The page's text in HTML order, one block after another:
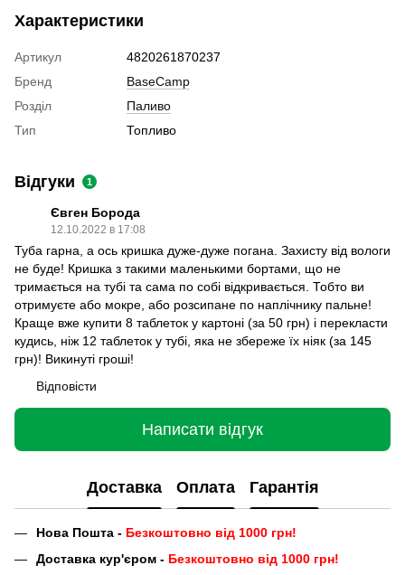
Характеристики
Артикул
4820261870237
Бренд
BaseCamp
Розділ
Паливо
Тип
Топливо
Відгуки 1
Євген Борода
12.10.2022 в 17:08
Туба гарна, а ось кришка дуже-дуже погана. Захисту від вологи
не буде! Кришка з такими маленькими бортами, що не
тримається на тубі та сама по собі відкривається. Тобто ви
отримуєте або мокре, або розсипане по наплічнику пальне!
Краще вже купити 8 таблеток у картоні (за 50 грн) і перекласти
кудись, ніж 12 таблеток у тубі, яка не збереже їх ніяк (за 145
грн)! Викинуті гроші!
Відповісти
Написати відгук
Доставка Оплата Гарантія
Нова Пошта - Безкоштовно від 1000 грн!
Доставка кур'єром - Безкоштовно від 1000 грн!